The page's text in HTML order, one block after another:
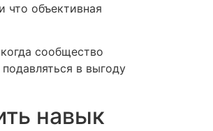
что объективная
сообщество
в выгоду
навык